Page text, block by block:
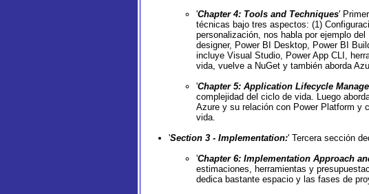
'Chapter 4: Tools and Techniques'
técnicas bajo tres aspectos: (1)
personalización, nos habla por ejemplo
designer, Power BI Desktop, Power BI
incluye Visual Studio, Power App CLI,
vida, vuelve a NuGet y también aborda
'Chapter 5: Application Lifecycle
complejidad del ciclo de vida. Luego
Azure y su relación con Power Platform y
vida.
'Section 3 - Implementation:' Tercera sección
'Chapter 6: Implementation Approach
estimaciones, herramientas y
dedica bastante espacio y las fases de